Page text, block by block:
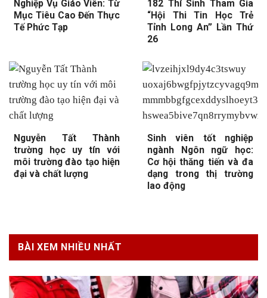
Nghiệp Vụ Giáo Viên: Từ
Mục Tiêu Cao Đến Thực
Tế Phức Tạp
182 Thí Sinh Tham Gia
“Hội Thi Tin Học Trẻ
Tỉnh Long An” Lần Thứ
26
Nguyễn Tất Thành
trường học uy tín với
môi trường đào tạo hiện
đại và chất lượng
Sinh viên tốt nghiệp
ngành Ngôn ngữ học:
Cơ hội thăng tiến và đa
dạng trong thị trường
lao động
BÀI XEM NHIỀU NHẤT